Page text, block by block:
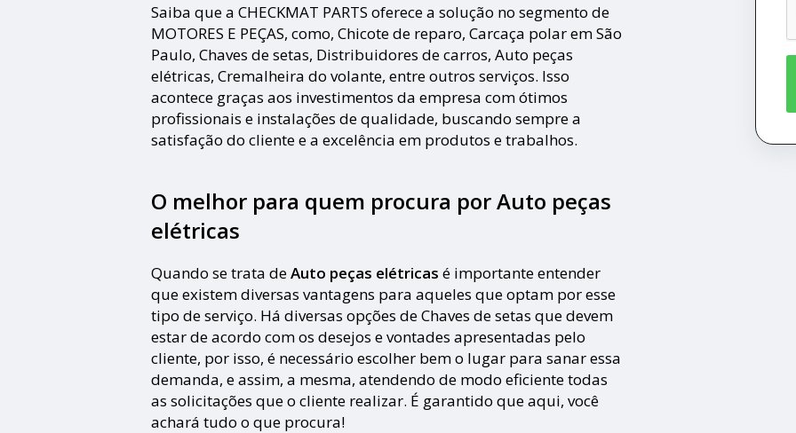
Saiba que a CHECKMAT PARTS oferece a solução no segmento de
MOTORES E PEÇAS, como, Chicote de reparo, Carcaça polar em São
Paulo, Chaves de setas, Distribuidores de carros, Auto peças
elétricas, Cremalheira do volante, entre outros serviços. Isso
acontece graças aos investimentos da empresa com ótimos
profissionais e instalações de qualidade, buscando sempre a
satisfação do cliente e a excelência em produtos e trabalhos.
O melhor para quem procura por Auto peças
elétricas
Quando se trata deAuto peças elétricas é importante entender
que existem diversas vantagens para aqueles que optam por esse
tipo de serviço. Há diversas opções de Chaves de setas que devem
estar de acordo com os desejos e vontades apresentadas pelo
cliente, por isso, é necessário escolher bem o lugar para sanar essa
demanda, e assim, a mesma, atendendo de modo eficiente todas
as solicitações que o cliente realizar. É garantido que aqui, você
achará tudo o que procura!